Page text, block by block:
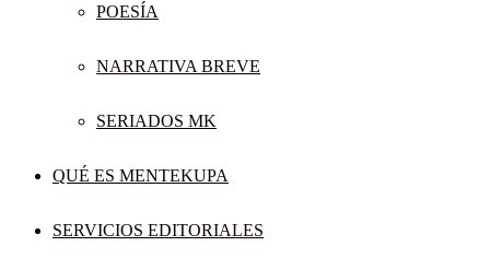
POESÍA
NARRATIVA BREVE
SERIADOS MK
QUÉ ES MENTEKUPA
SERVICIOS EDITORIALES